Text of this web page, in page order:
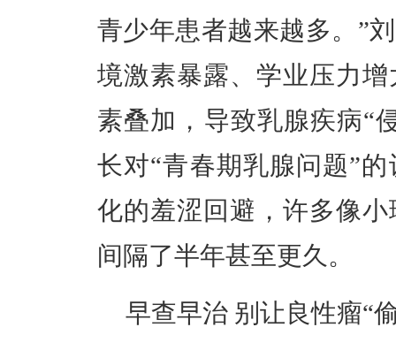
青少年患者越来越多。”
境激素暴露、学业压力
素叠加，导致乳腺疾病“
长对“青春期乳腺问题”
化的羞涩回避，许多像
间隔了半年甚至更久。
早查早治 别让良性瘤“